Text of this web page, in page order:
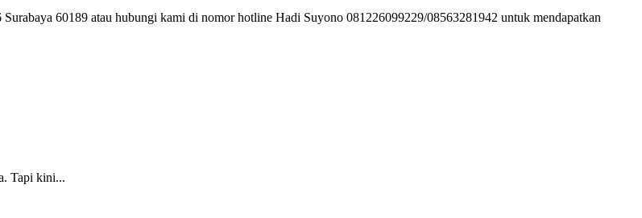
60189 atau hubungi kami di nomor hotline Hadi Suyono 081226099229/08563281942 untuk mendapatkan
Tapi kini...